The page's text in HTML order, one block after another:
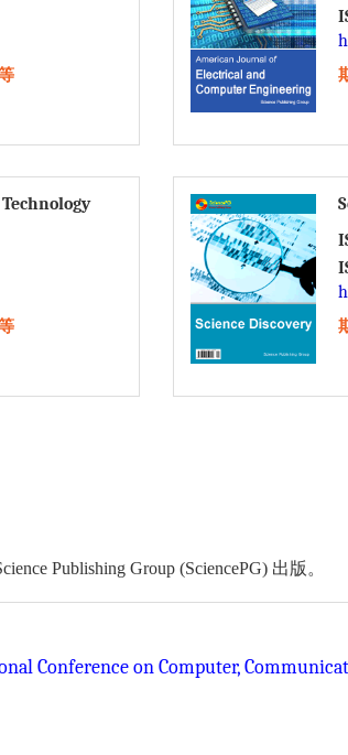
Publishing Group (SciencePG) 出版。
Conference on Computer,